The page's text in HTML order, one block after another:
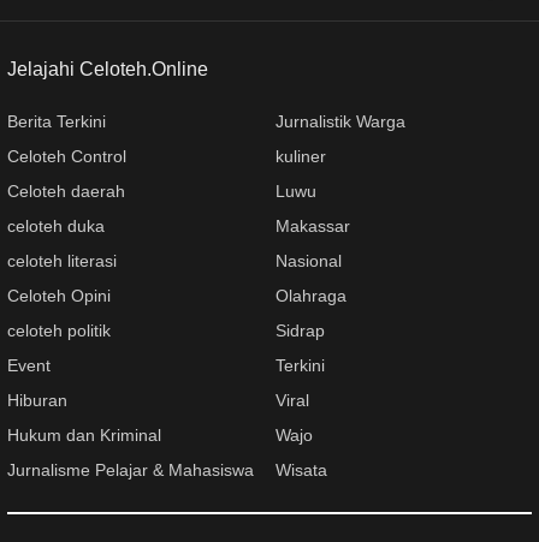
Jelajahi Celoteh.Online
Berita Terkini
Celoteh Control
Celoteh daerah
celoteh duka
celoteh literasi
Celoteh Opini
celoteh politik
Event
Hiburan
Hukum dan Kriminal
Jurnalisme Pelajar & Mahasiswa
Jurnalistik Warga
kuliner
Luwu
Makassar
Nasional
Olahraga
Sidrap
Terkini
Viral
Wajo
Wisata